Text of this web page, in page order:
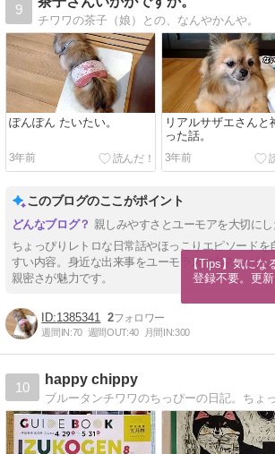
9
チワワの茶子（娘）との、なんやかんや。
ぽんぽん たいたい。
3年前
リアルサザエさんと
った話。
3年前
このブログのここがポイント
親しみやすさとユーモアを大切に
ちょっぴりレトロな日常話やほっこりエピソードを
すい内容。身近な出来事をユーモラスに包みながら
親密さが魅力です。
1385341 2
週間IN:70 週間OUT:40 月間IN:300
10
happy chippy
【Tips】気にな
登録不要。更